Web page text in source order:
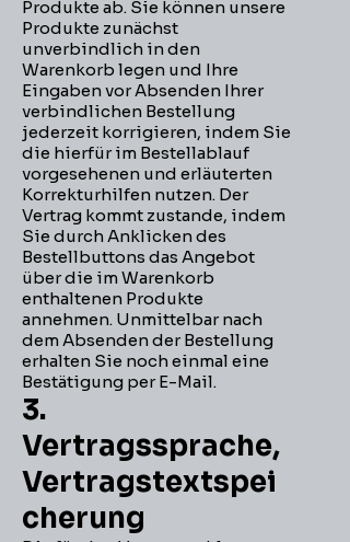
Produkte ab. Sie können unsere
Produkte zunächst
unverbindlich in den
Warenkorb legen und Ihre
Eingaben vor Absenden Ihrer
verbindlichen Bestellung
jederzeit korrigieren, indem Sie
die hierfür im Bestellablauf
vorgesehenen und erläuterten
Korrekturhilfen nutzen. Der
Vertrag kommt zustande, indem
Sie durch Anklicken des
Bestellbuttons das Angebot
über die im Warenkorb
enthaltenen Produkte
annehmen. Unmittelbar nach
dem Absenden der Bestellung
erhalten Sie noch einmal eine
Bestätigung per E-Mail.
3.
Vertragssprache,
Vertragstextspei
cherung